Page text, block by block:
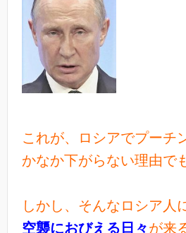
これが、ロシアでプーチ
かなか下がらない理由で
しかし、そんなロシア人
空襲におびえる日々が来